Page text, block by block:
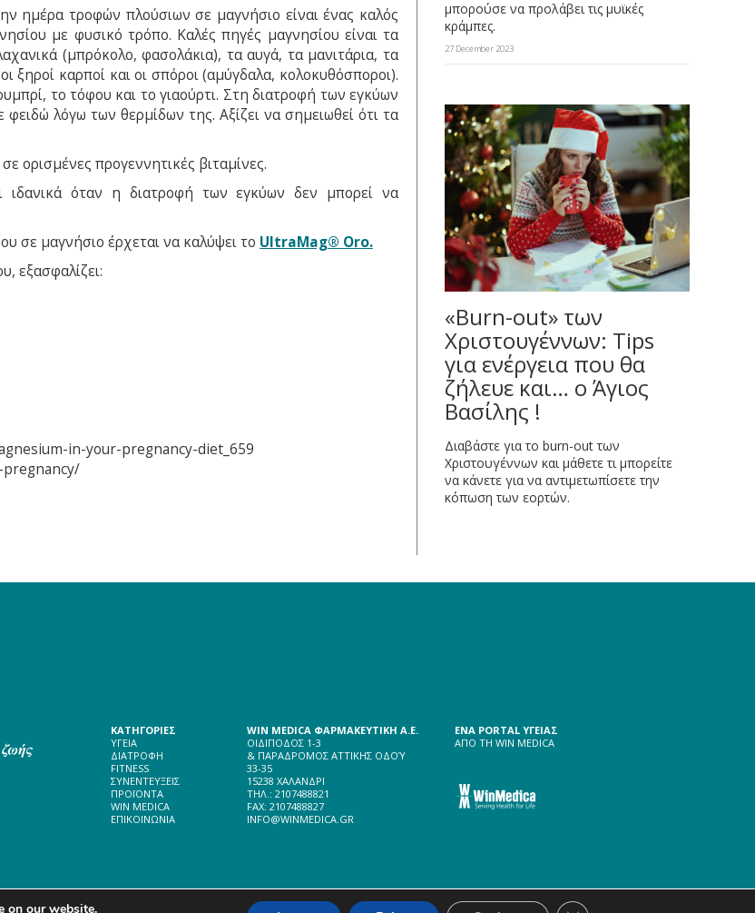
ημέρα τροφών πλούσιων σε μαγνήσιο είναι ένας καλός
με φυσικό τρόπο. Καλές πηγές μαγνησίου είναι τα
(μπρόκολο, φασολάκια), τα αυγά, τα μανιτάρια, τα
ξηροί καρποί και οι σπόροι (αμύγδαλα, κολοκυθόσποροι).
το τόφου και το γιαούρτι. Στη διατροφή των εγκύων
λόγω των θερμίδων της. Αξίζει να σημειωθεί ότι τα
ορισμένες προγεννητικές βιταμίνες.
όταν η διατροφή των εγκύων δεν μπορεί να
σε μαγνήσιο έρχεται να καλύψει το UltraMag® Oro.
εξασφαλίζει:
in-your-pregnancy-diet_659
μπορούσε να προλάβει τις μυϊκές
κράμπες.
27 December 2023
«Burn-out» των
Χριστουγέννων: Tips
για ενέργεια που θα
ζήλευε και… ο Άγιος
Βασίλης !
Διαβάστε για το burn-out των
Χριστουγέννων και μάθετε τι μπορείτε
να κάνετε για να αντιμετωπίσετε την
κόπωση των εορτών.
ΚΑΤΗΓΟΡΙΕΣ
ΥΓΕΙΑ
ΔΙΑΤΡΟΦΗ
FITNESS
ΣΥΝΕΝΤΕΥΞΕΙΣ
ΠΡΟΪΟΝΤΑ
WIN MEDICA
ΕΠΙΚΟΙΝΩΝΙΑ
WIN MEDICA ΦΑΡΜΑΚΕΥΤΙΚΗ A.E.
ΟΙΔΙΠΟΔΟΣ 1-3
& ΠΑΡΑΔΡΟΜΟΣ ΑΤΤΙΚΗΣ ΟΔΟΎ
33-35
15238 ΧΑΛΑΝΔΡΙ
ΤΗΛ.: 2107488821
FAX: 2107488827
INFO@WINMEDICA.GR
ΕΝΑ PORTAL YΓΕΙΑΣ
ΑΠΟ ΤΗ WIN MEDICA
on our website.